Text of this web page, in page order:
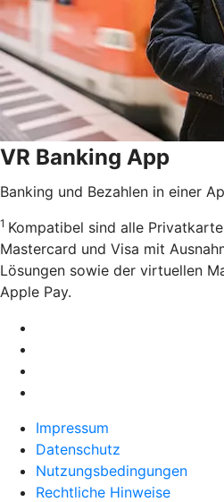
VR Banking App
Banking und Bezahlen in einer
1 Kompatibel sind alle
Mastercard und Visa mit
Lösungen sowie der virtuellen
Apple Pay.
Impressum
Datenschutz
Nutzungsbedingungen
Rechtliche Hinweise